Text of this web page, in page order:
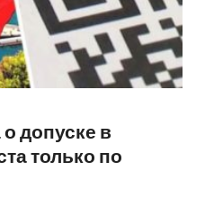
допуске в
только по